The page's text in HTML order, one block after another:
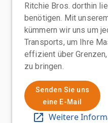
Ritchie Bros. dorthin
benötigen. Mit
kümmern wir uns um
Transports, um Ihre
effizient über
zu bringen.
Senden Sie uns
eine E-Mail
Weitere